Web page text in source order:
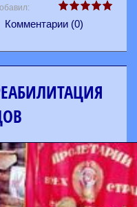
Комментарии (0)